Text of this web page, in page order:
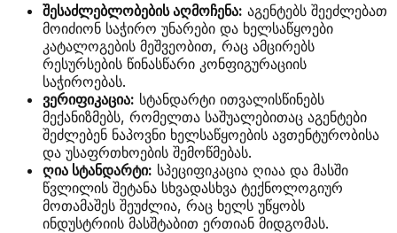
შესაძლებლობების აღმოჩენა: აგენტებს შეეძლებათ
მოიძიონ საჭირო უნარები და ხელსაწყოები
კატალოგების მეშვეობით, რაც ამცირებს
რესურსების წინასწარი კონფიგურაციის
საჭიროებას.
ვერიფიკაცია: სტანდარტი ითვალისწინებს
მექანიზმებს, რომელთა საშუალებითაც აგენტები
შეძლებენ ნაპოვნი ხელსაწყოების ავთენტურობისა
და უსაფრთხოების შემოწმებას.
ღია სტანდარტი: სპეციფიკაცია ღიაა და მასში
წვლილის შეტანა სხვადასხვა ტექნოლოგიურ
მოთამაშეს შეუძლია, რაც ხელს უწყობს
ინდუსტრიის მასშტაბით ერთიან მიდგომას.